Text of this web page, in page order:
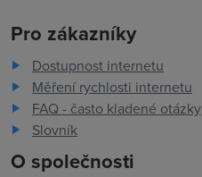
Pro zákazníky
Dostupnost internetu
Měření rychlosti internetu
FAQ - často kladené otázky
Slovník
O společnosti